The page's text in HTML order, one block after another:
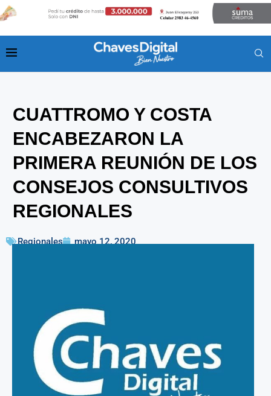
CUATTROMO Y COSTA
ENCABEZARON LA
PRIMERA REUNIÓN DE LOS
CONSEJOS CONSULTIVOS
REGIONALES
Regionales mayo 12, 2020